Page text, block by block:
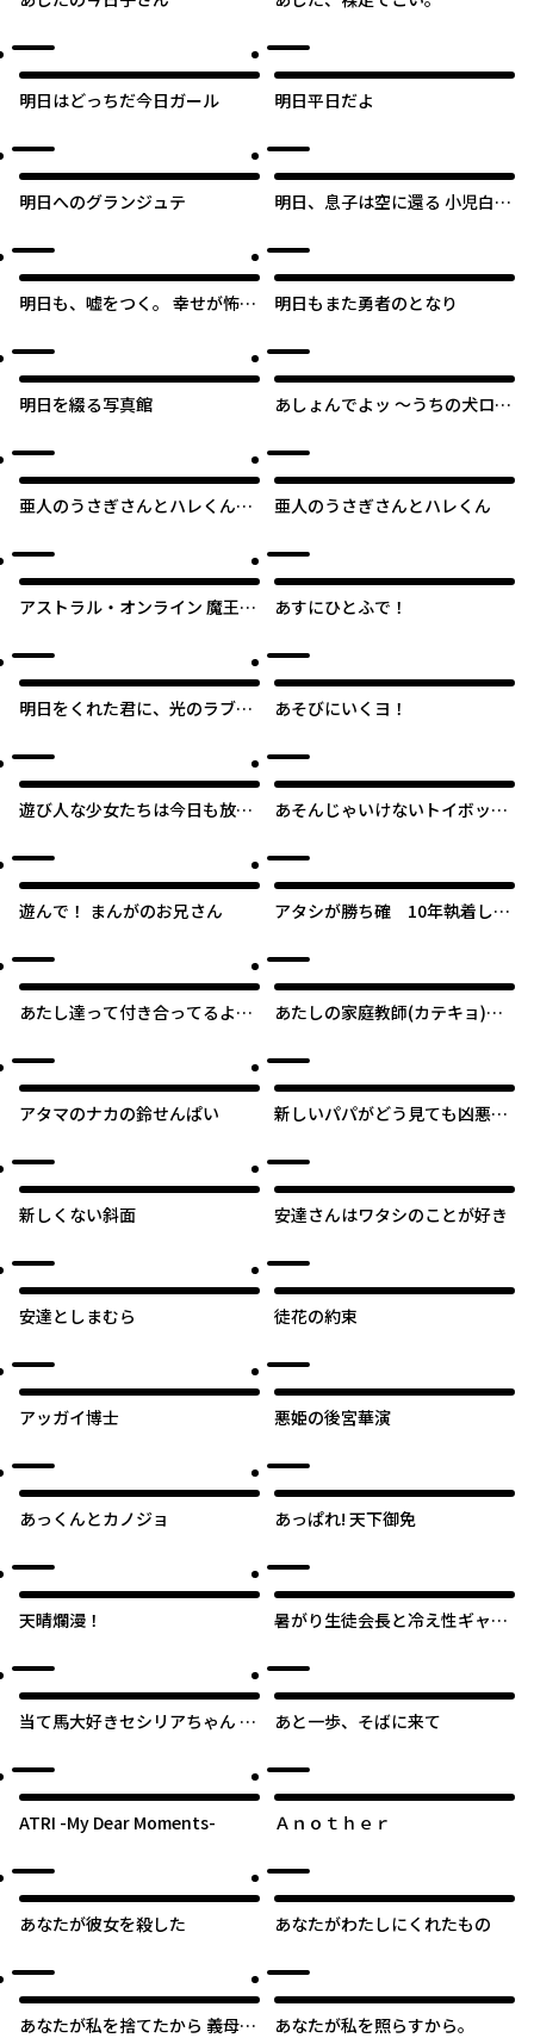
明日はどっちだ今日ガール 明日平日だよ
明日へのグランジュテ
明日、息子は空に還る 小児白血
明日も、嘘をつく。 幸せが怖い
明日もまた勇者のとなり
明日を綴る写真館
あしょんでよッ ～うちの犬ログ
亜人のうさぎさんとハレくん／
亜人のうさぎさんとハレくん
アストラル・オンライン 魔王の
レ、最弱職だがチートスキルで
超成長して無双する
あすにひとふで！
明日をくれた君に、光のラブレ
あそびにいくヨ！
遊び人な少女たちは今日も放課
あそんじゃいけないトイボック
遊んで！ まんがのお兄さん
アタシが勝ち確 10年執着して
あたし達って付き合ってるよ
あたしの家庭教師(カテキョ)が
アタマのナカの鈴せんぱい
新しいパパがどう見ても凶悪す
新しくない斜面 安達さんはワタシのことが好き
安達としまむら 徒花の約束
アッガイ博士 悪姫の後宮華演
あっくんとカノジョ あっぱれ! 天下御免
天晴爛漫！
暑がり生徒会長と冷え性ギャル
当て馬大好きセシリアちゃん ～
負けヒーローの推しを救います
～
あと一歩、そばに来て
ATRI -My Dear Moments- Ａｎｏｔｈｅｒ
あなたが彼女を殺した あなたがわたしにくれたもの
あなたが私を捨てたから 義母と
あなたが私を照らすから。